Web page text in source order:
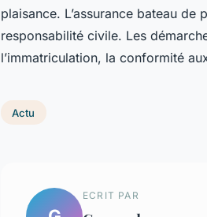
plaisance. L’assurance bateau
responsabilité civile. Les
l’immatriculation, la conformité
Actu
ECRIT PAR